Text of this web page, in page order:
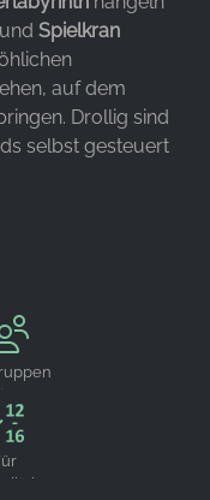
und Spielkran
auf dem
Drollig sind
selbst gesteuert
Nutzung
und Social Media
werden von
gesetzt.